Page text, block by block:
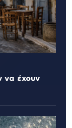
να έχουν